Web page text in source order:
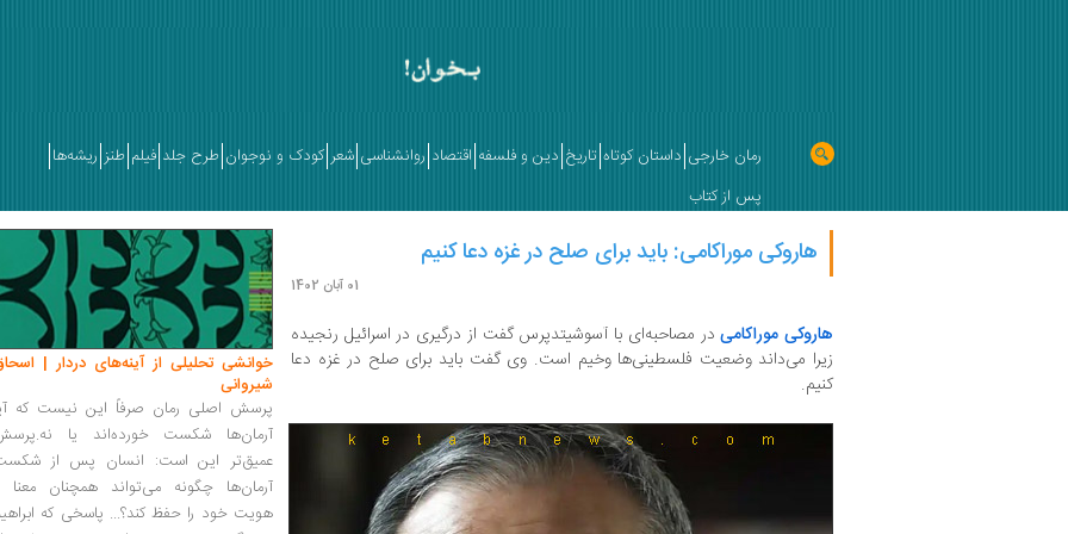
رمان خارجی داستان کوتاه تاریخ دین و فلسفه اقتصاد روانشناسی شعر کودک و نوجوان طرح جلد فیلم طنز ریشه‌ها
پس از کتاب
هاروکی موراکامی: باید برای صلح در غزه دعا کنیم
01 آبان 1402
هاروکی موراکامیدر مصاحبه‌ای با آسوشیتدپرس گفت از درگیری در اسرائیل رنجیده
زیرا می‌داند وضعیت فلسطینی‌ها وخیم است. وی گفت باید برای صلح در غزه دعا
کنیم.
خوانشی تحلیلی از آینه‌های دردار |
شیروانی
پرسش اصلی رمان صرفاً این نیست که
آرمان‌ها شکست خورده‌اند یا
عمیق‌تر این است: انسان پس از
آرمان‌ها چگونه می‌تواند همچنان معنا
هویت خود را حفظ کند؟... پاسخی که